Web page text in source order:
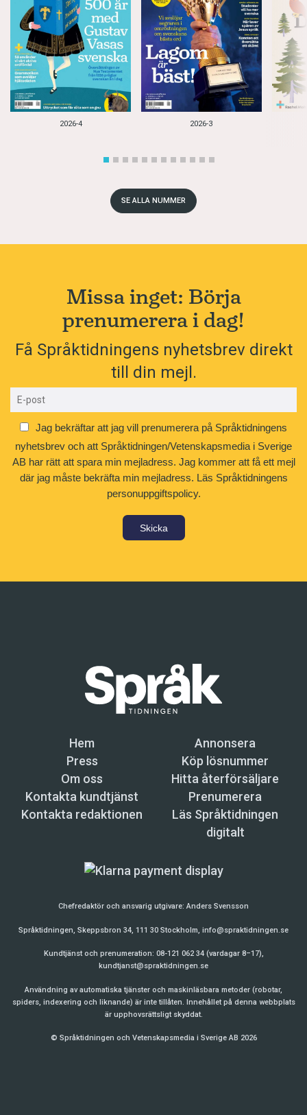
2026-4 2026-3
SE ALLA NUMMER
Missa inget: Börja
prenumerera i dag!
Få Språktidningens nyhetsbrev direkt
till din mejl.
Jag bekräftar att jag vill prenumerera på Språktidningens
nyhetsbrev och att Språktidningen/Vetenskapsmedia i Sverige
AB har rätt att spara min mejladress. Jag kommer att få ett mejl
där jag måste bekräfta min mejladress. Läs Språktidningens
personuppgiftspolicy.
Skicka
Hem
Annonsera
Press
Köp lösnummer
Om oss
Hitta återförsäljare
Kontakta kundtjänst
Prenumerera
Kontakta redaktionen
Läs Språktidningen
digitalt
Chefredaktör och ansvarig utgivare:Anders Svensson
Språktidningen, Skeppsbron 34, 111 30 Stockholm, info@spraktidningen.se
Kundtjänst och prenumeration: 08-121 062 34 (vardagar 8–17),
kundtjanst@spraktidningen.se
Användning av automatiska tjänster och maskinläsbara metoder (robotar,
spiders, indexering och liknande) är inte tillåten. Innehållet på denna webbplats
är upphovsrättsligt skyddat.
© Språktidningen och Vetenskapsmedia i Sverige AB 2026